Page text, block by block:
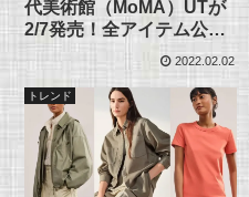
代美術館（MoMA）UTが
2/7発売！全アイテム公
2022.02.02
トレンド